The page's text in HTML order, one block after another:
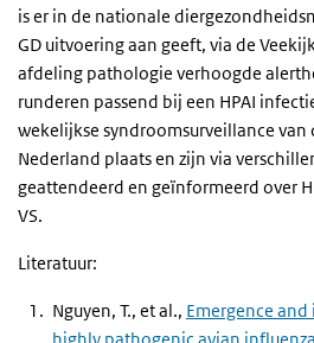
is er in de nationale
GD uitvoering aan geeft, via de
afdeling pathologie verhoogde
runderen passend bij een HPAI
wekelijkse syndroomsurveillance
Nederland plaats en zijn via
geattendeerd en geïnformeerd over
VS.
Literatuur:
Nguyen, T., et al., Emergence